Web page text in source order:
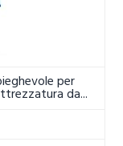
per
da...